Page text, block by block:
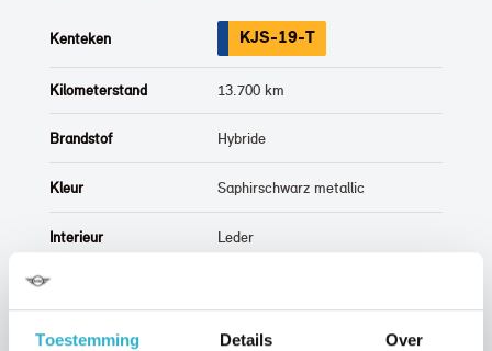
Toestemming Details Over
Kenteken KJS-19-T
Kilometerstand 13.700 km
Brandstof Hybride
Kleur Saphirschwarz metallic
Interieur Leder